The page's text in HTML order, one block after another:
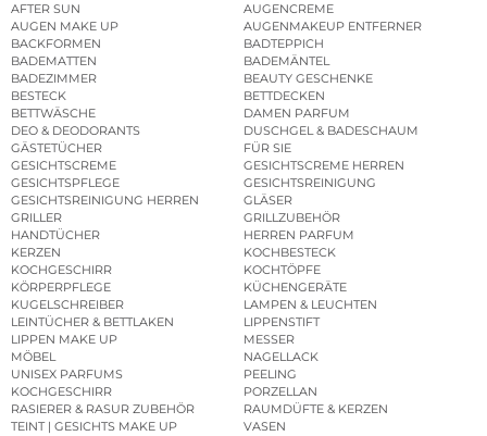
AFTER SUN
AUGENCREME
AUGEN MAKE UP
AUGENMAKEUP ENTFERNER
BACKFORMEN
BADTEPPICH
BADEMATTEN
BADEMÄNTEL
BADEZIMMER
BEAUTY GESCHENKE
BESTECK
BETTDECKEN
BETTWÄSCHE
DAMEN PARFUM
DEO & DEODORANTS
DUSCHGEL & BADESCHAUM
GÄSTETÜCHER
FÜR SIE
GESICHTSCREME
GESICHTSCREME HERREN
GESICHTSPFLEGE
GESICHTSREINIGUNG
GESICHTSREINIGUNG HERREN
GLÄSER
GRILLER
GRILLZUBEHÖR
HANDTÜCHER
HERREN PARFUM
KERZEN
KOCHBESTECK
KOCHGESCHIRR
KOCHTÖPFE
KÖRPERPFLEGE
KÜCHENGERÄTE
KUGELSCHREIBER
LAMPEN & LEUCHTEN
LEINTÜCHER & BETTLAKEN
LIPPENSTIFT
LIPPEN MAKE UP
MESSER
MÖBEL
NAGELLACK
UNISEX PARFUMS
PEELING
KOCHGESCHIRR
PORZELLAN
RASIERER & RASUR ZUBEHÖR
RAUMDÜFTE & KERZEN
TEINT | GESICHTS MAKE UP
VASEN